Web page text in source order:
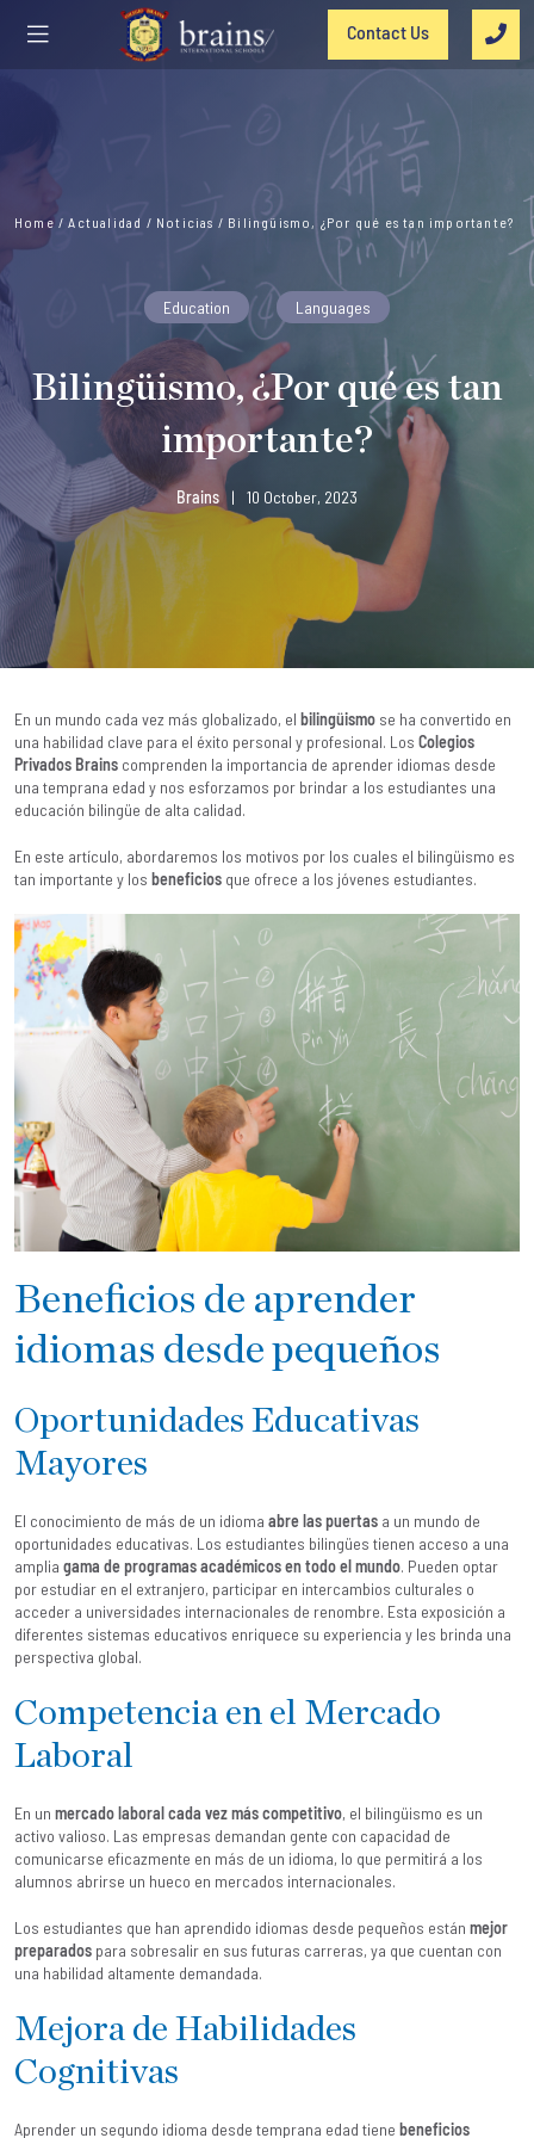
Contact Us
Home /Actualidad / Noticias / Bilingüismo, ¿Por qué es tan importante?
Education Languages
Bilingüismo, ¿Por qué es tan
importante?
Brains | 10 October, 2023
En un mundo cada vez más globalizado, el bilingüismo se ha convertido en
una habilidad clave para el éxito personal y profesional. Los Colegios
Privados Brains comprenden la importancia de aprender idiomas desde
una temprana edad y nos esforzamos por brindar a los estudiantes una
educación bilingüe de alta calidad.
En este artículo, abordaremos los motivos por los cuales el bilingüismo es
tan importante y los beneficios que ofrece a los jóvenes estudiantes.
Beneficios de aprender
idiomas desde pequeños
Oportunidades Educativas
Mayores
El conocimiento de más de un idioma abre las puertas a un mundo de
oportunidades educativas. Los estudiantes bilingües tienen acceso a una
amplia gama de programas académicos en todo el mundo. Pueden optar
por estudiar en el extranjero, participar en intercambios culturales o
acceder a universidades internacionales de renombre. Esta exposición a
diferentes sistemas educativos enriquece su experiencia y les brinda una
perspectiva global.
Competencia en el Mercado
Laboral
En un mercado laboral cada vez más competitivo, el bilingüismo es un
activo valioso. Las empresas demandan gente con capacidad de
comunicarse eficazmente en más de un idioma, lo que permitirá a los
alumnos abrirse un hueco en mercados internacionales.
Los estudiantes que han aprendido idiomas desde pequeños están mejor
preparados para sobresalir en sus futuras carreras, ya que cuentan con
una habilidad altamente demandada.
Mejora de Habilidades
Cognitivas
Aprender un segundo idioma desde temprana edad tiene beneficios